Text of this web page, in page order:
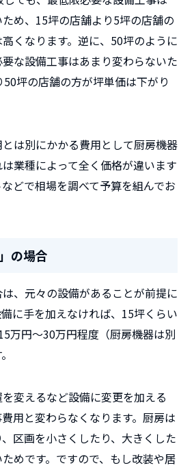
め、15坪の店舗より5坪の店舗の
くなります。逆に、50坪のように
な設備工事はあまり変わらないた
坪の店舗の方が坪単価は下がり
は別にかかる費用として厨房機器
業種によって全く価格が違います
どで相場を調べて予算を組んでお
の場合
、元々の設備があることが前提に
に手を加えなければ、15坪くらい
万円～30万円程度 （厨房機器は別
変えるなど設備に変更を加える
用と変わらなくなります。厨房は
区画を小さくしたり、大きくした
めです。ですので、もし改装や居